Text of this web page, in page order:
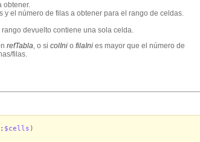
obtener.
el número de filas a obtener para el rango de celdas.
rango devuelto contiene una sola celda.
refTabla, o si colIni o filaIni es mayor que el número de
filas.
; $cells )